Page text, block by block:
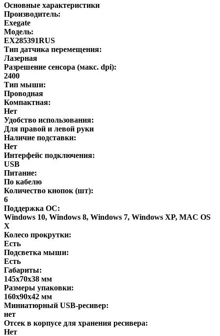
Основные характеристики
Производитель:
Exegate
Модель:
EX285391RUS
Тип датчика перемещения:
Лазерная
Разрешение сенсора (макс. dpi):
2400
Тип мыши:
Проводная
Компактная:
Нет
Удобство использования:
Для правой и левой руки
Наличие подставки:
Нет
Интерфейс подключения:
USB
Питание:
По кабелю
Количество кнопок (шт):
6
Поддержка ОС:
Windows 10, Windows 8, Windows 7, Windows XP, MAC OS
X
Колесо прокрутки:
Есть
Подсветка мыши:
Есть
Габариты:
145x70x38 мм
Размеры упаковки:
160x90x42 мм
Миниатюрный USB-ресивер:
нет
Отсек в корпусе для хранения ресивера:
Нет